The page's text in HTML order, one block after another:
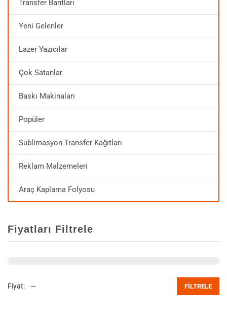
Transfer Bantları
Yeni Gelenler
Lazer Yazıcılar
Çok Satanlar
Baskı Makinaları
Popüler
Sublimasyon Transfer Kağıtları
Reklam Malzemeleri
Araç Kaplama Folyosu
Fiyatları Filtrele
FILTRELE
Fiyat: —